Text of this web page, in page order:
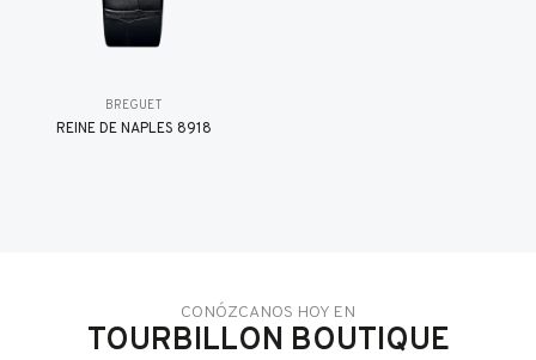
BREGUET
REINE DE NAPLES 8918
CONÓZCANOS HOY EN
TOURBILLON BOUTIQUE